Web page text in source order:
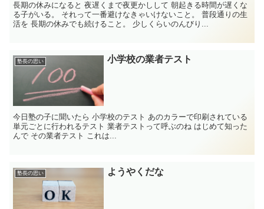
長期の休みになると 夜遅くまで夜更かしして 朝起きる時間が遅くな
る子がいる。 それって一番避けなきゃいけないこと。 普段通りの生
活を 長期の休みでも続けること。 少しくらいのんびり...
塾長の思い 小学校の業者テスト
今日塾の子に聞いたら 小学校のテスト あのカラーで印刷されている
単元ごとに行われるテスト 業者テストって呼ぶのね はじめて知った
んで その業者テスト これは...
塾長の思い ようやくだな